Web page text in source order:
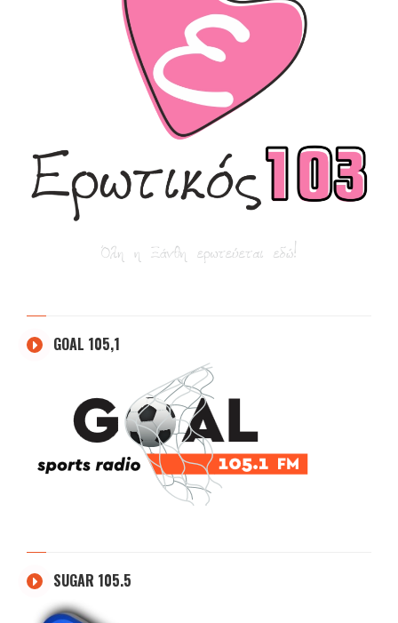
GOAL 105,1
SUGAR 105.5